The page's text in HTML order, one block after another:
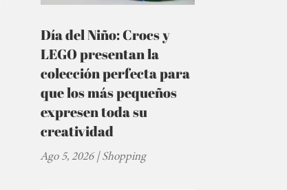
Día del Niño: Crocs y
LEGO presentan la
colección perfecta para
que los más pequeños
expresen toda su
creatividad
Ago 5, 2026|Shopping